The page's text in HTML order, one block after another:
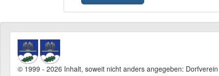
© 1999 - 2026 Inhalt, soweit nicht anders angegeben: